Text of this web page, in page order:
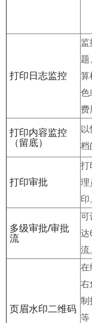
打印日志监控
监
题
算
色
费
打印内容监控
（留底）
档
打印审批
打
理
印
多级审批/审批
流
可
达
流
页眉水印二维码
在
右
制
等